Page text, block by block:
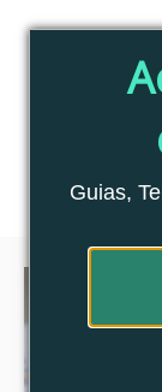
Guias,
Blog